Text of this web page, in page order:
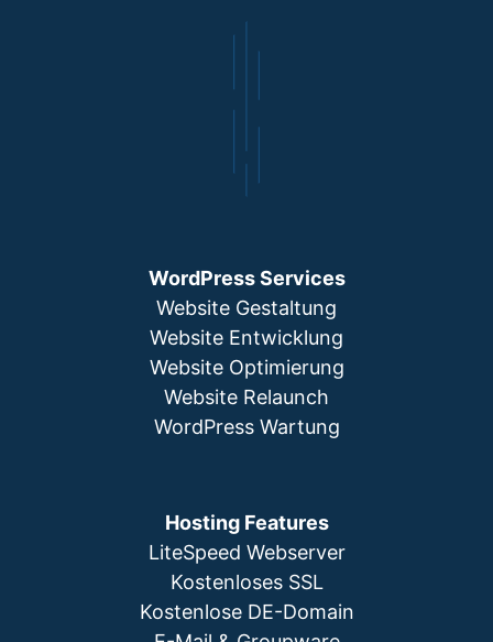
WordPress Services
Website Gestaltung
Website Entwicklung
Website Optimierung
Website Relaunch
WordPress Wartung
Hosting Features
LiteSpeed Webserver
Kostenloses SSL
Kostenlose DE-Domain